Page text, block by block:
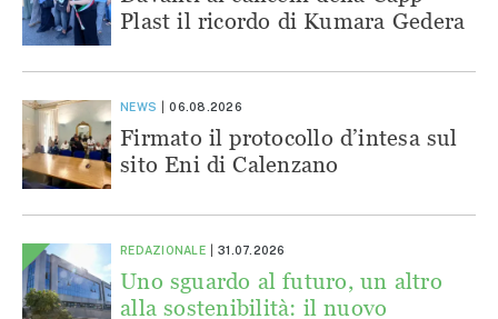
Plast il ricordo di Kumara Gedera
NEWS 06.08.2026
Firmato il protocollo d’intesa sul
sito Eni di Calenzano
REDAZIONALE 31.07.2026
Uno sguardo al futuro, un altro
alla sostenibilità: il nuovo